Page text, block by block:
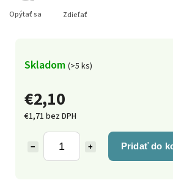
€2,10
€1,71 bez DPH
+
− Pridať do
Skladom (>5 ks)
Opýtať sa Zdieľať